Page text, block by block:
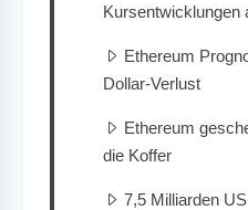
Kursentwicklungen
Ethereum
Dollar-Verlust
Ethereum
die Koffer
7,5 Milliarden